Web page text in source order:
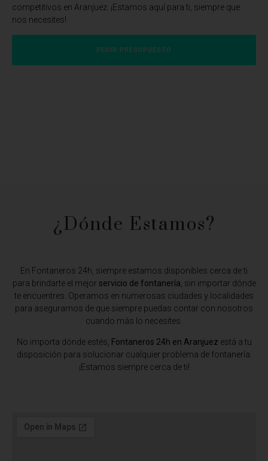
competitivos en Aranjuez. ¡Estamos aquí para ti, siempre que
nos necesites!
PEDIR PRESUPUESTO
¿Dónde Estamos?​
En Fontaneros 24h, siempre estamos disponibles cerca de ti
para brindarte el mejor servicio de fontanería , sin importar dónde
te encuentres. Operamos en numerosas ciudades y localidades
para asegurarnos de que siempre puedas contar con nosotros
cuando más lo necesites.
No importa dónde estés, Fontaneros 24h en Aranjuez está a tu
disposición para solucionar cualquier problema de fontanería.
¡Estamos siempre cerca de ti!